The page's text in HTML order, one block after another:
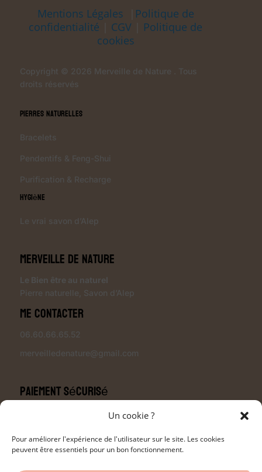
Un cookie ?
Pour améliorer l'expérience de l'utilisateur sur le site. Les cookies
peuvent être essentiels pour un bon fonctionnement.
Mentions Légales
Politique de
confidentialité
CGV
Politique de
cookies
Copyright © 2026 Merveille de Nature . Tous
droits réservés
Pierres Naturelles
Bracelets
Pendentifs & Feng-Shui
Purification & Recharge
Hygiène
Le vrai savon d’Alep
Merveille de Nature
Le Bien être au naturel
Pierre naturelle Savon d’Alep
Me contacter
06.60.66.65.52
merveilledenature@gmail.com
Paiement sécurisé
Modalités de livraison